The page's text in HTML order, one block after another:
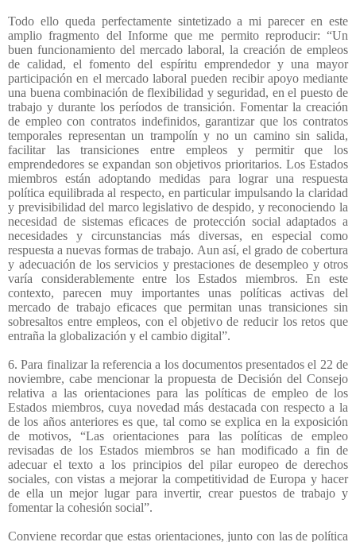
Todo ello queda perfectamente sintetizado a mi parecer en este
amplio fragmento del Informe que me permito reproducir: “Un
buen funcionamiento del mercado laboral, la creación de empleos
de calidad, el fomento del espíritu emprendedor y una mayor
participación en el mercado laboral pueden recibir apoyo mediante
una buena combinación de flexibilidad y seguridad, en el puesto de
trabajo y durante los períodos de transición. Fomentar la creación
de empleo con contratos indefinidos, garantizar que los contratos
temporales representan un trampolín y no un camino sin salida,
facilitar las transiciones entre empleos y permitir que los
emprendedores se expandan son objetivos prioritarios. Los Estados
miembros están adoptando medidas para lograr una respuesta
política equilibrada al respecto, en particular impulsando la claridad
y previsibilidad del marco legislativo de despido, y reconociendo la
necesidad de sistemas eficaces de protección social adaptados a
necesidades y circunstancias más diversas, en especial como
respuesta a nuevas formas de trabajo. Aun así, el grado de cobertura
y adecuación de los servicios y prestaciones de desempleo y otros
varía considerablemente entre los Estados miembros. En este
contexto, parecen muy importantes unas políticas activas del
mercado de trabajo eficaces que permitan unas transiciones sin
sobresaltos entre empleos, con el objetivo de reducir los retos que
entraña la globalización y el cambio digital”.
6. Para finalizar la referencia a los documentos presentados el 22 de
noviembre, cabe mencionar la propuesta de Decisión del Consejo
relativa a las orientaciones para las políticas de empleo de los
Estados miembros, cuya novedad más destacada con respecto a la
de los años anteriores es que, tal como se explica en la exposición
de motivos, “Las orientaciones para las políticas de empleo
revisadas de los Estados miembros se han modificado a fin de
adecuar el texto a los principios del pilar europeo de derechos
sociales, con vistas a mejorar la competitividad de Europa y hacer
de ella un mejor lugar para invertir, crear puestos de trabajo y
fomentar la cohesión social”.
Conviene recordar que estas orientaciones, junto con las de política